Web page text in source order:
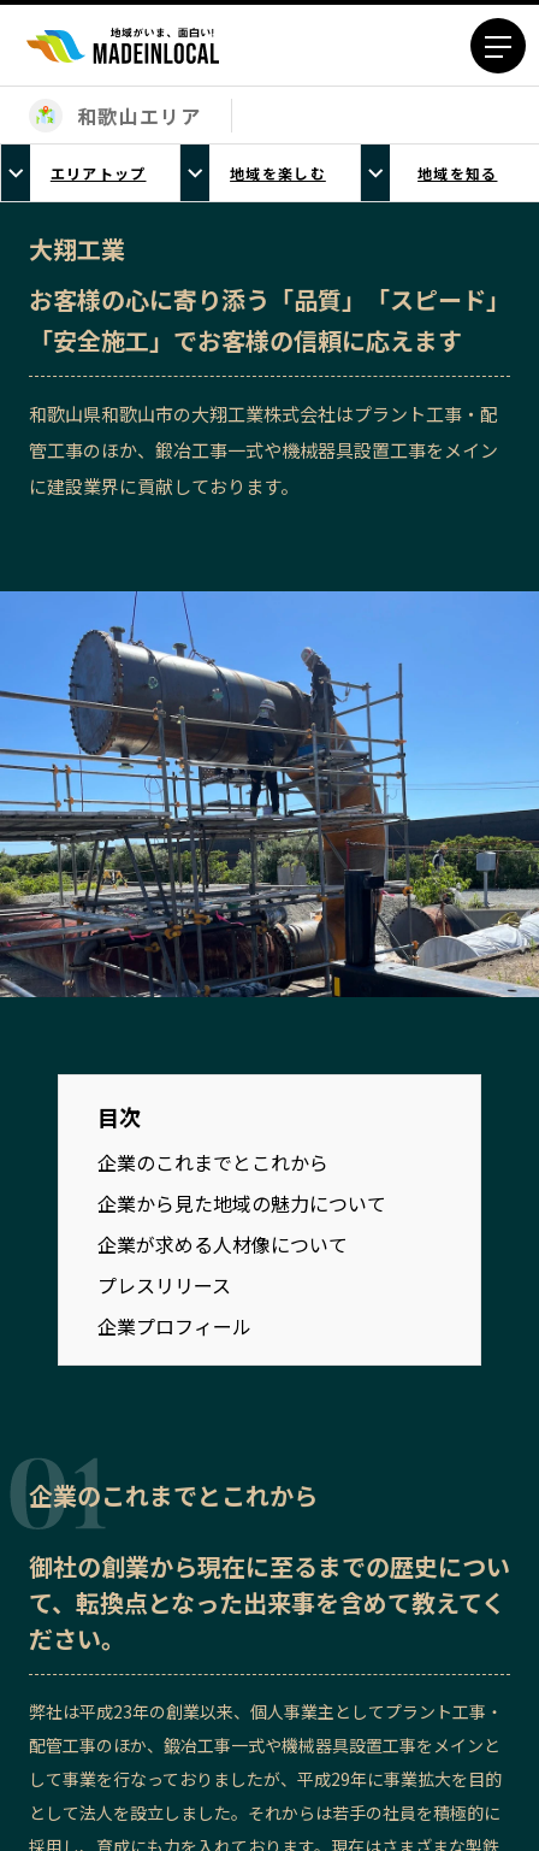
エリアから探す
北海道エリア
青森エリア
岩手エリア
福島エリア
茨城エリア
栃木エリア
群馬エリア
埼玉エリア
千葉エリア
東京23区エリア
多摩エリア
神奈川エリア
新潟エリア
富山エリア
石川エリア
三重エリア
滋賀エリア
京都エリア
大阪市エリア
北摂エリア
堺・泉州エリア
河内エリア
兵庫エリア
奈良エリア
和歌山エリア
鳥取エリア
島根エリア
岡山エリア
広島エリア
山口エリア
徳島エリア
香川エリア
愛媛エリア
高知エリア
福岡エリア
沖縄エリア
カテゴリから探す
特集コンテンツ
プレスリリース
地域豆知識
Sporkle
「人」から探す
記事ライター
お問い合わせ 会社概要
和歌山エリア
エリアトップ 地域を楽しむ 地域を知る
大翔工業
お客様の心に寄り添う「品質」「スピード」
「安全施工」でお客様の信頼に応えます
和歌山県和歌山市の大翔工業株式会社はプラント工事・配
管工事のほか、鍛冶工事一式や機械器具設置工事をメイン
に建設業界に貢献しております。
目次
企業のこれまでとこれから
企業から見た地域の魅力について
企業が求める人材像について
プレスリリース
企業プロフィール
企業のこれまでとこれから
御社の創業から現在に至るまでの歴史につい
て、転換点となった出来事を含めて教えてく
ださい。
弊社は平成23年の創業以来、個人事業主としてプラント工事・
配管工事のほか、鍛冶工事一式や機械器具設置工事をメインと
して事業を行なっておりましたが、平成29年に事業拡大を目的
として法人を設立しました。それからは若手の社員を積極的に
採用し、育成にも力を入れております。現在はさまざまな製鉄